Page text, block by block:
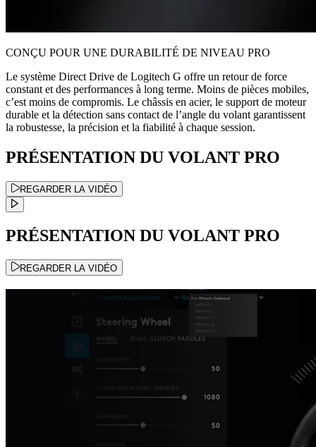
CONÇU POUR UNE DURABILITÉ DE NIVEAU PRO
Le système Direct Drive de Logitech G offre un retour de force
constant et des performances à long terme. Moins de pièces mobiles,
c’est moins de compromis. Le châssis en acier, le support de moteur
durable et la détection sans contact de l’angle du volant garantissent
la robustesse, la précision et la fiabilité à chaque session.
PRÉSENTATION DU VOLANT PRO
REGARDER LA VIDÉO
PRÉSENTATION DU VOLANT PRO
REGARDER LA VIDÉO